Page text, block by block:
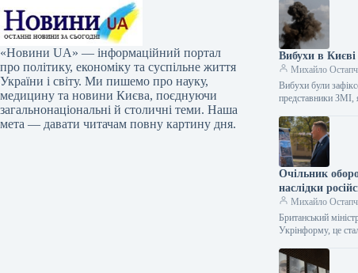
«Новини UA» — інформаційний портал
про політику, економіку та суспільне життя
України і світу. Ми пишемо про науку,
медицину та новини Києва, поєднуючи
загальнонаціональні й столичні теми. Наша
мета — давати читачам повну картину дня.
Вибухи в Києві
Михайло
Вибухи були
представники
Очільник
наслідки
Михайло
Британський
Укрінформу, це